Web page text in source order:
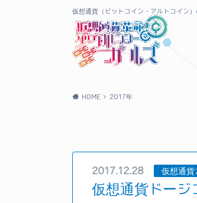
仮想通貨（ビットコイン・アルトコイン
HOME 2017年
2017.12.28 仮想通貨
仮想通貨ドージ